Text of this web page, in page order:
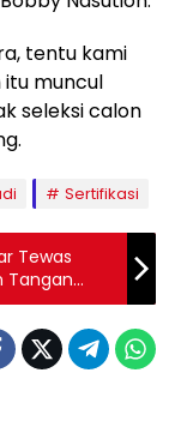
tentu kami
muncul
seleksi calon
Sertifikasi
Tewas
Tangan